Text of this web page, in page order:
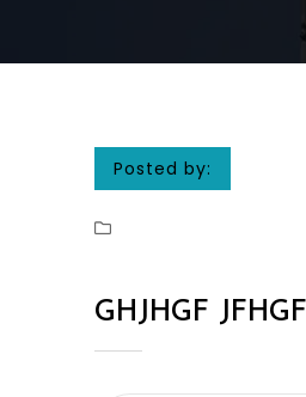
Posted by:
GHJHGF JFHGF